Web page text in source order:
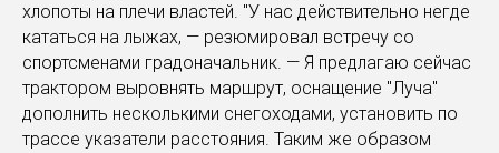
хлопоты на плечи властей. "У нас действительно негде
кататься на лыжах, — резюмировал встречу со
спортсменами градоначальник. — Я предлагаю сейчас
трактором выровнять маршрут, оснащение "Луча"
дополнить несколькими снегоходами, установить по
трассе указатели расстояния. Таким же образом